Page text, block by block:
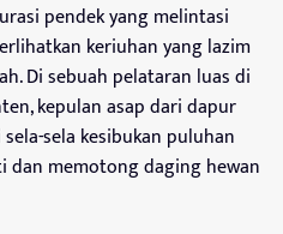
pendek yang melintasi
keriuhan yang lazim
Di sebuah pelataran luas di
kepulan asap dari dapur
sela kesibukan puluhan
dan memotong daging hewan